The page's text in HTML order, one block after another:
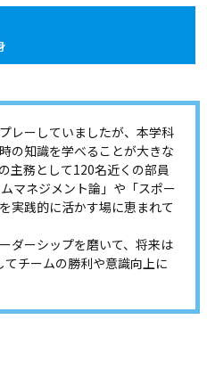
レーしていましたが、本学科
の知識を学べることが大きな
主務として120名近くの部員
マネジメント論」や「スポー
実践的に活かす場に恵まれて
ダーシップを磨いて、将来は
チームの勝利や意識向上に